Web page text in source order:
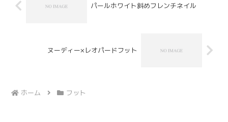
パールホワイト斜めフレンチネイル
ヌーディー×レオパードフット
ホーム フット